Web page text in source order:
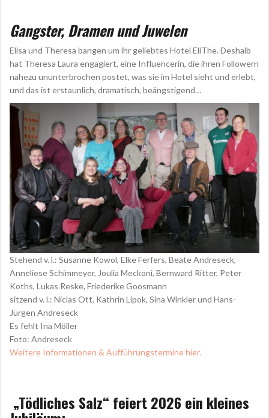
Gangster, Dramen und Juwelen
Elisa und Theresa bangen um ihr geliebtes Hotel EliThe. Deshalb
hat Theresa Laura engagiert, eine Influencerin, die ihren Followern
nahezu ununterbrochen postet, was sie im Hotel sieht und erlebt,
und das ist erstaunlich, dramatisch, beängstigend…
Stehend v. l.: Susanne Kowol, Elke Ferfers, Beate Andreseck,
Anneliese Schimmeyer, Joulia Meckoni, Bernward Ritter, Peter
Koths, Lukas Reske, Friederike Goosmann
sitzend v. l.: Niclas Ott, Kathrin Lipok, Sina Winkler und Hans-
Jürgen Andreseck
Es fehlt Ina Möller
Foto: Andreseck
Weitere Informationen & Aufführungstermine hier.
„Tödliches Salz“ feiert 2026 ein kleines